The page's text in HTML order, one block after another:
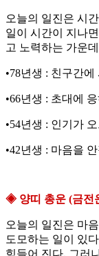
오늘의 일진은 시
일이 시간이 지나
고 노력하는 가운
•78년생 : 친구간
•66년생 : 초대에
•54년생 : 인기가
•42년생 : 마음을
◈ 양띠 총운 (금전
오늘의 일진은 마
도모하는 일이 있